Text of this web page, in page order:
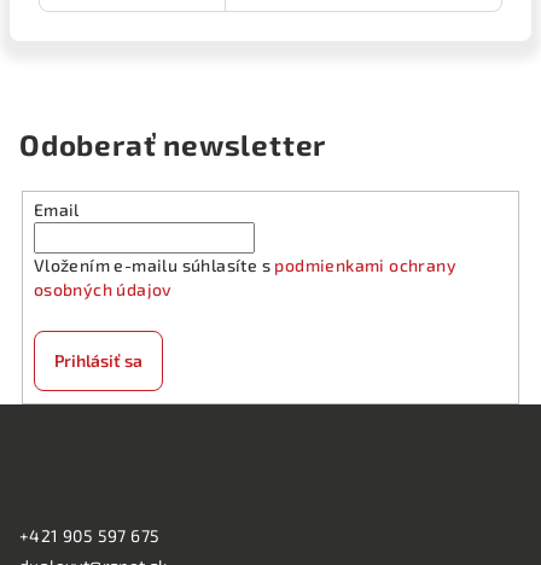
Odoberať newsletter
Email
Vložením e-mailu súhlasíte s podmienkami ochrany
osobných údajov
Prihlásiť sa
+421 905 597 675